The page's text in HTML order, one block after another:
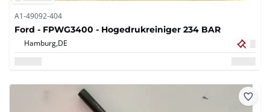
A1-49092-404
Ford - FPWG3400 - Hogedrukreiniger 234 BAR
Hamburg,DE